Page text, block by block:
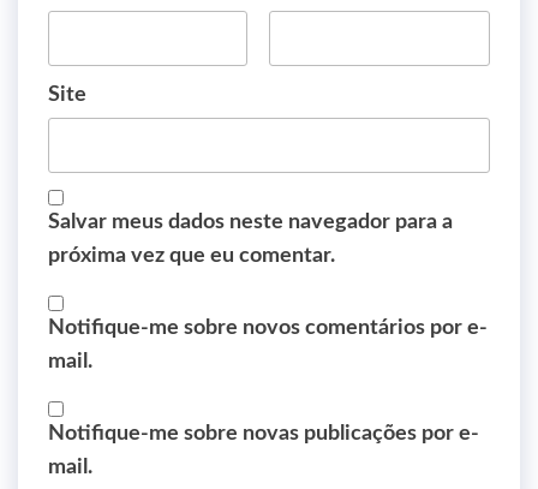
Site
Salvar meus dados neste navegador para a
próxima vez que eu comentar.
Notifique-me sobre novos comentários por e-
mail.
Notifique-me sobre novas publicações por e-
mail.